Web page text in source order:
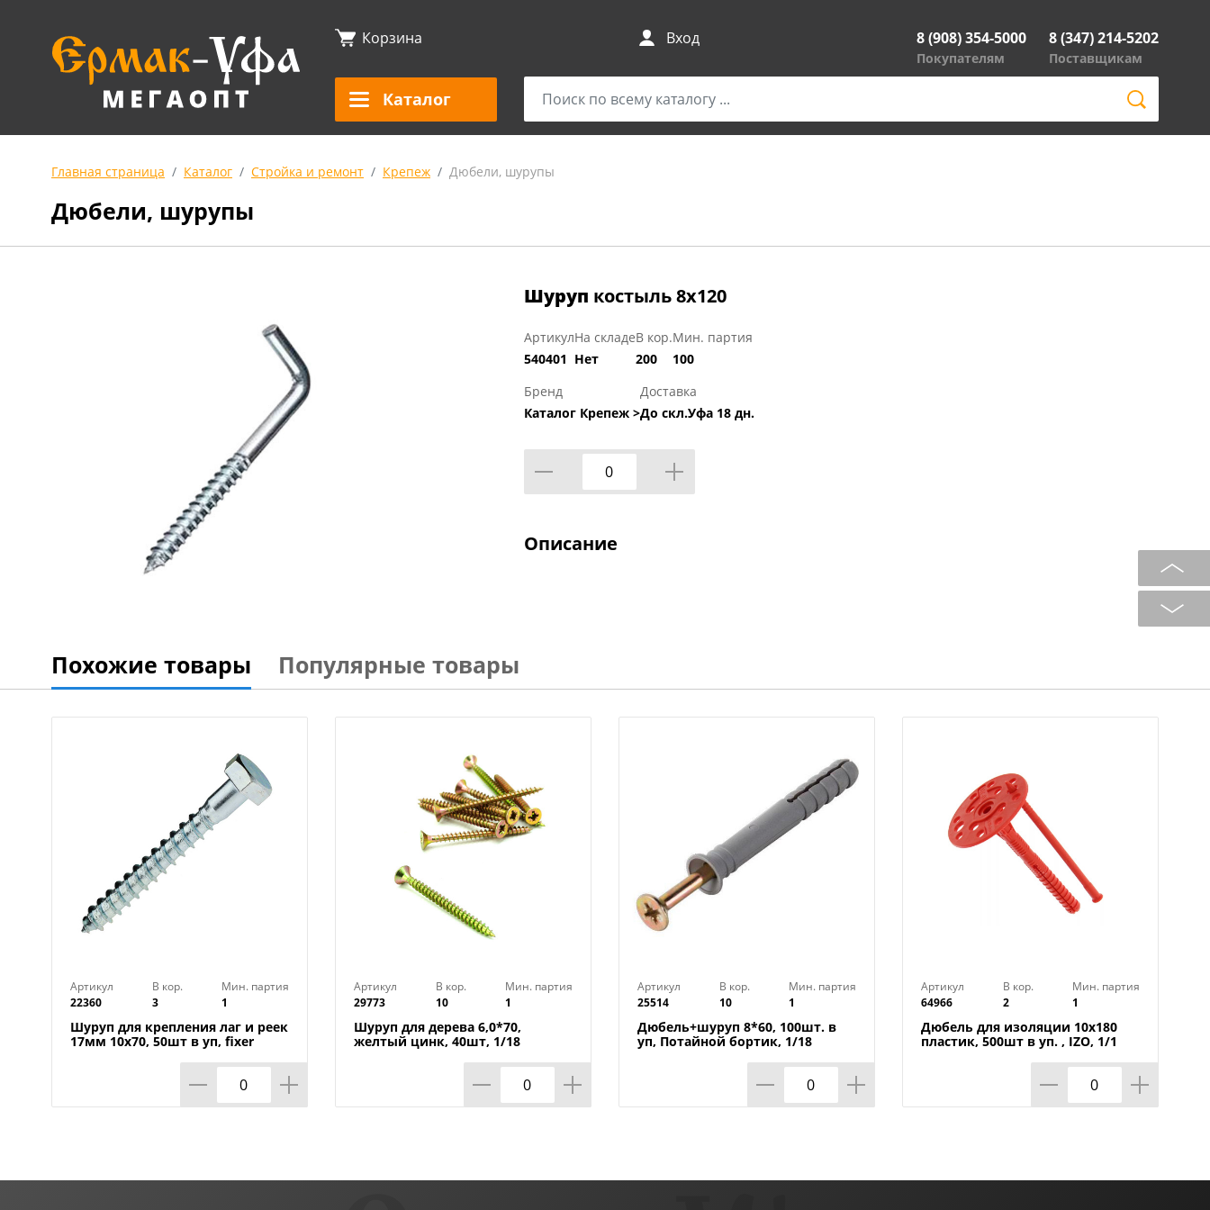
Корзина Вход 8 (908) 354-5000
Покупателям
8 (347) 214-5202
Поставщикам
Каталог
Главная страница Каталог Стройка и ремонт Крепеж Дюбели, шурупы
Дюбели, шурупы
Шуруп костыль 8х120
Артикул
540401
На складе
Нет
В кор.
200
Мин. партия
100
Бренд
Каталог Крепеж >
Доставка
До скл.Уфа 18 дн.
Описание
Похожие товары Популярные товары
Артикул
22360
В кор.
3
Мин. партия
1
Шуруп для крепления лаг и реек
17мм 10х70, 50шт в уп, fixer
Артикул
29773
В кор.
10
Мин. партия
1
Шуруп для дерева 6,0*70,
желтый цинк, 40шт, 1/18
Артикул
25514
В кор.
10
Мин. партия
1
Дюбель+шуруп 8*60, 100шт. в
уп, Потайной бортик, 1/18
Артикул
64966
В кор.
2
Мин. партия
1
Дюбель для изоляции 10х180
пластик, 500шт в уп. , IZO, 1/1